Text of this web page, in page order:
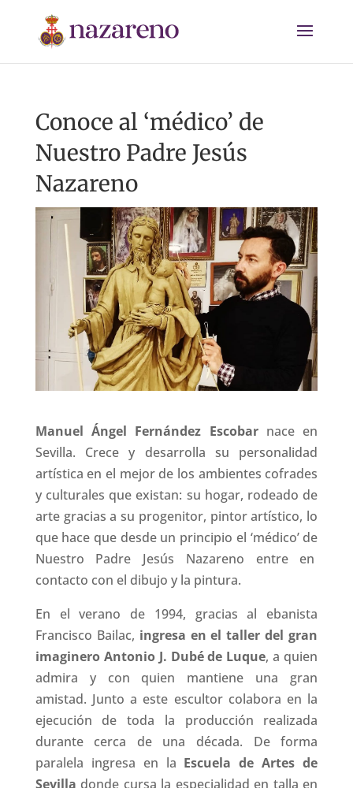
Conoce al ‘médico’ de
Nuestro Padre Jesús
Nazareno
Manuel Ángel Fernández Escobarnace en
Sevilla. Crece y desarrolla su personalidad
artística en el mejor de los ambientes cofrades
y culturales que existan: su hogar, rodeado de
arte gracias a su progenitor, pintor artístico, lo
que hace que desde un principio el ‘médico’ de
Nuestro Padre Jesús Nazareno entre en
contacto con el dibujo y la pintura.
En el verano de 1994, gracias al ebanista
Francisco Bailac, ingresa en el taller del gran
imaginero Antonio J. Dubé de Luque, a quien
admira y con quien mantiene una gran
amistad. Junto a este escultor colabora en la
ejecución de toda la producción realizada
durante cerca de una década. De forma
paralela ingresa en la Escuela de Artes de
Sevilla donde cursa la especialidad en talla en